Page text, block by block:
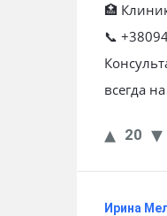
🏥
📞
всегда
20
Ирина